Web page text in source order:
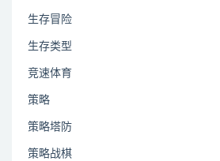
生存冒险
生存类型
竞速体育
策略
策略塔防
策略战棋